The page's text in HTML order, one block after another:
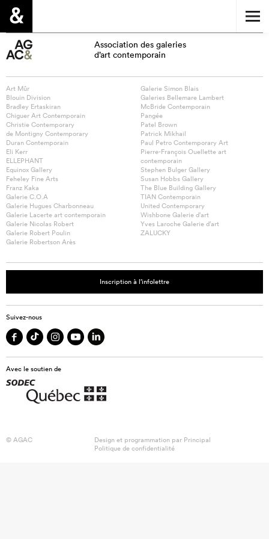
Association des galeries
d’art contemporain
Art Mûr
Blouin Division
Bradley Ertaskiran
Chiguer Art Contemporain
Christie Contemporary
de Montigny Contemporary
Duran Contemporain
Eli Kerr
ELLEPHANT
Equinox Gallery
Feheley Fine Arts
Franz Kaka
Galerie C.O.A
Galerie Hugues Charbonneau
Galerie Lacerte art contemporain
Galerie Nicolas Robert
Galerie Robert Poulin
Galerie Robertson Arès
Galerie Simon Blais
Galeries Bellemare Lambert
McBride Contemporain
Pangée
Patel Brown
Patrick Mikhail
Paul Petro Contemporary Art
Pierre-François Ouellette art
contemporain
Stephen Bulger Gallery
Susan Hobbs Gallery
The Blue Building Gallery
TIAN Contemporain
United Contemporary
Wishbone Galerie d’art
Yves Laroche Galerie d’art
ZALUCKY
Inscription à l’infolettre
Suivez-nous
Avec le soutien de
© AGAC Design et programmation par Principal
Politique de confidentialité